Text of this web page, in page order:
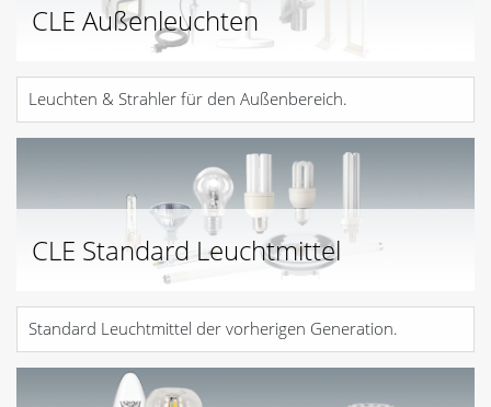
CLE Außenleuchten
Leuchten & Strahler für den Außenbereich.
CLE Standard Leuchtmittel
Standard Leuchtmittel der vorherigen Generation.